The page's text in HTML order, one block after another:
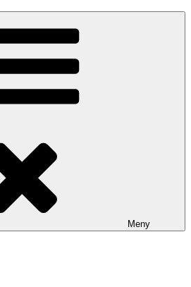
Meny